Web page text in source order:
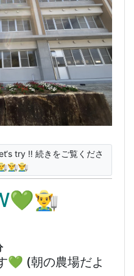
try ‼️ 続きをご覧くださ
💚 (朝の農場だよ